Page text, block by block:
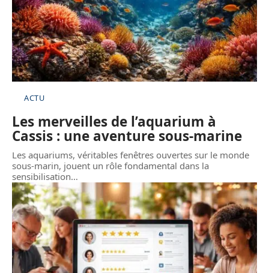
ACTU
Les merveilles de l’aquarium à
Cassis : une aventure sous-marine
Les aquariums, véritables fenêtres ouvertes sur le monde
sous-marin, jouent un rôle fondamental dans la
sensibilisation…